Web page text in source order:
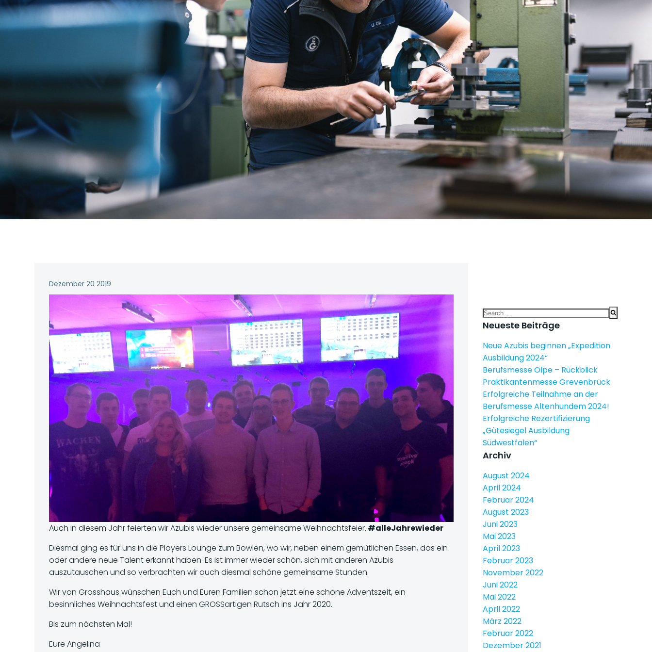
Dezember 20 2019
Auch in diesem Jahr feierten wir Azubis wieder unsere gemeinsame Weihnachtsfeier. #alleJahrewieder
Diesmal ging es für uns in die Players Lounge zum Bowlen, wo wir, neben einem gemütlichen Essen, das ein
oder andere neue Talent erkannt haben. Es ist immer wieder schön, sich mit anderen Azubis
auszutauschen und so verbrachten wir auch diesmal schöne gemeinsame Stunden.
Wir von Grosshaus wünschen Euch und Euren Familien schon jetzt eine schöne Adventszeit, ein
besinnliches Weihnachtsfest und einen GROSSartigen Rutsch ins Jahr 2020.
Bis zum nächsten Mal!
Eure Angelina
Search
for:
Neueste Beiträge
Neue Azubis beginnen „Expedition
Ausbildung 2024“
Berufsmesse Olpe – Rückblick
Praktikantenmesse Grevenbrück
Erfolgreiche Teilnahme an der
Berufsmesse Altenhundem 2024!
Erfolgreiche Rezertifizierung
„Gütesiegel Ausbildung
Südwestfalen“
Archiv
August 2024
April 2024
Februar 2024
August 2023
Juni 2023
Mai 2023
April 2023
Februar 2023
November 2022
Juni 2022
Mai 2022
April 2022
März 2022
Februar 2022
Dezember 2021